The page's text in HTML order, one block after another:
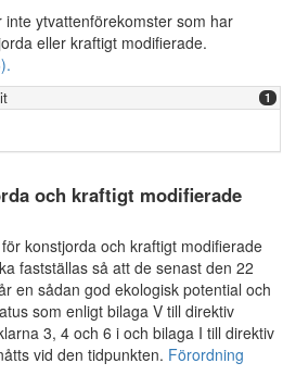
inte ytvattenförekomster som har
eller kraftigt modifierade.
1
och kraftigt modifierade
konstjorda och kraftigt modifierade
fastställas så att de senast den 22
en sådan god ekologisk potential och
som enligt bilaga V till direktiv
3, 4 och 6 i och bilaga I till direktiv
vid den tidpunkten. Förordning